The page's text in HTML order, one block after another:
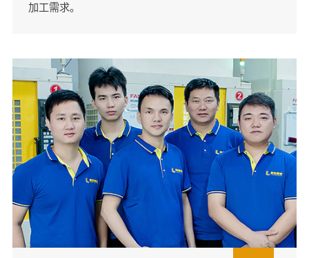
加工需求。